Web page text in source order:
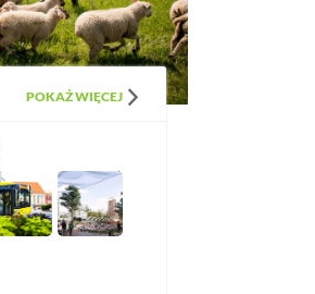
POKAŻ WIĘCEJ